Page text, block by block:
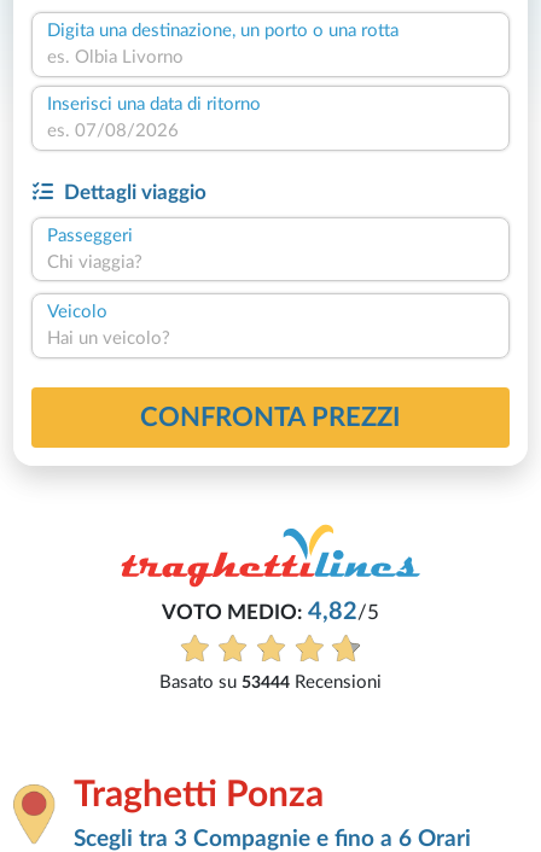
Digita una destinazione, un porto o una rotta
Inserisci una data di ritorno
Dettagli viaggio
Passeggeri
Chi viaggia?
Veicolo
Hai un veicolo?
CONFRONTA PREZZI
VOTO MEDIO:4,82 /5
53444Recensioni
Traghetti Ponza
Scegli tra 3 Compagnie e fino a 6 Orari